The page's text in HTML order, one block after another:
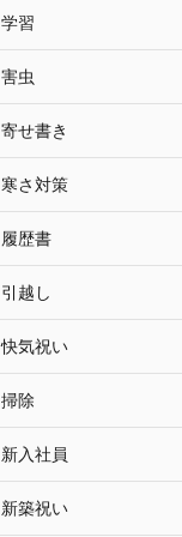
学習
害虫
寄せ書き
寒さ対策
履歴書
引越し
快気祝い
掃除
新入社員
新築祝い